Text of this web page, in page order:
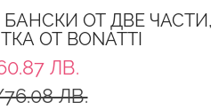
ОТ ДВЕ ЧАСТИ,
ОТ BONATTI
ЛВ.
ЛВ.